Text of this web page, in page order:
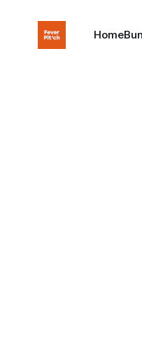
Home